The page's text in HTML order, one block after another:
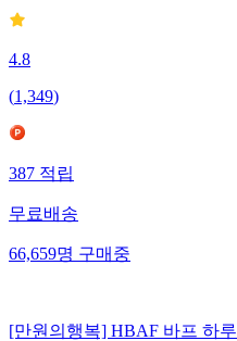
4.8
(1,349)
387 적립
무료배송
66,659명 구매중
[만원의행복] HBAF 바프 하